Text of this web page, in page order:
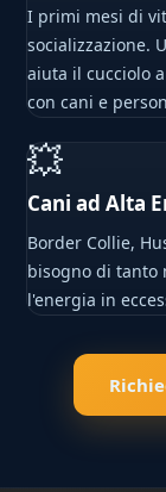
I primi mesi di
socializzazione.
aiuta il cucciolo
con cani e
💥
Cani ad Alta
Border Collie,
bisogno di tanto
l'energia in